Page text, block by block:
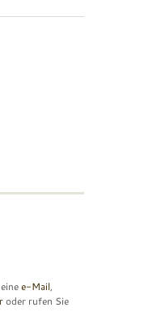
e-Mail,
oder rufen Sie